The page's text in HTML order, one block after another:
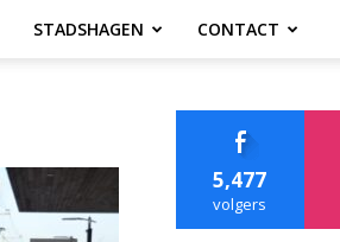
STADSHAGEN CONTACT
5,477
volgers